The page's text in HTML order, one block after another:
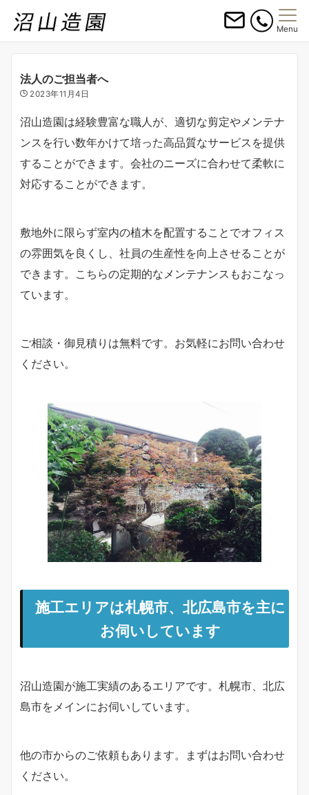
Menu
法人のご担当者へ
2023年11月4日
沼山造園は経験豊富な職人が、適切な剪定やメンテナ
ンスを行い数年かけて培った高品質なサービスを提供
することができます。会社のニーズに合わせて柔軟に
対応することができます。
敷地外に限らず室内の植木を配置することでオフィス
の雰囲気を良くし、社員の生産性を向上させることが
できます。こちらの定期的なメンテナンスもおこなっ
ています。
ご相談・御見積りは無料です。お気軽にお問い合わせ
ください。
施工エリアは札幌市、北広島市を主に
お伺いしています
沼山造園が施工実績のあるエリアです。札幌市、北広
島市をメインにお伺いしています。
他の市からのご依頼もあります。まずはお問い合わせ
ください。